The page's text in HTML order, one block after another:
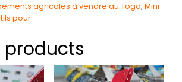
agricoles à vendre au Togo, Mini
pour
products